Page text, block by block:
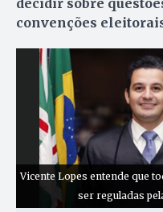
decidir sobre
convenções
Vicente Lopes entende que
ser reguladas